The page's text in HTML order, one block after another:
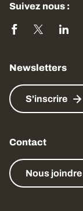
Suivez nous :
Newsletters
S'inscrire
Contact
Nous joindre